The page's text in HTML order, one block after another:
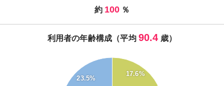
約 100 ％
利用者の年齢構成（平均 90.4 歳）
17.6%
23.5%